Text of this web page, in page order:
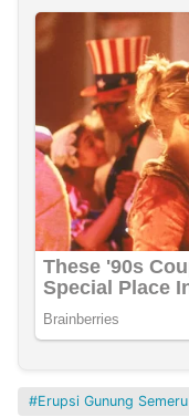
Erupsi Gunung Semeru